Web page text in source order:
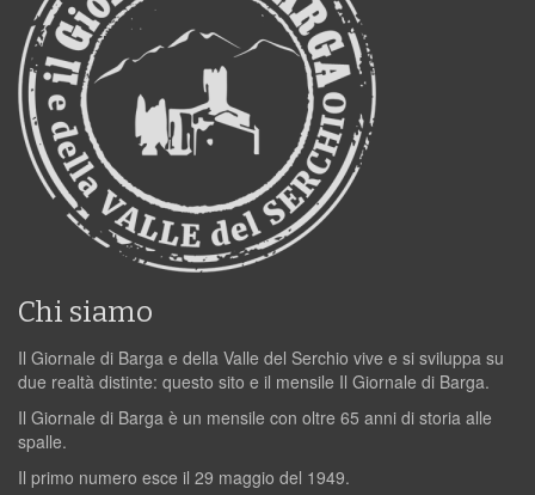
Chi siamo
Il Giornale di Barga e della Valle del Serchio vive e si sviluppa su
due realtà distinte: questo sito e il mensile Il Giornale di Barga.
Il Giornale di Barga è un mensile con oltre 65 anni di storia alle
spalle.
Il primo numero esce il 29 maggio del 1949.